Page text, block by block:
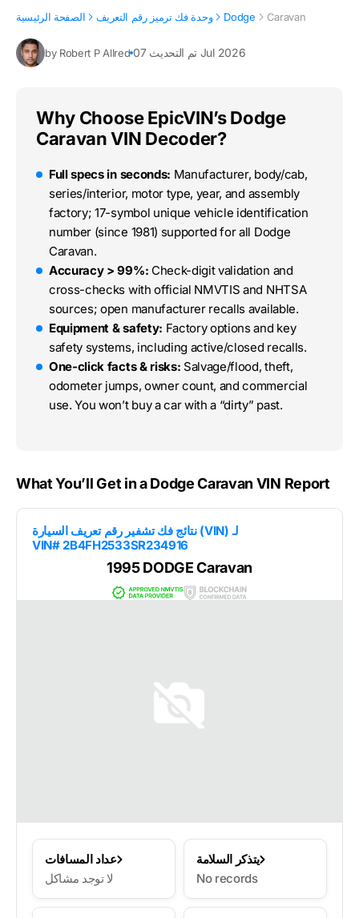
الصفحة الرئيسية وحدة فك ترميز رقم التعريف Dodge Caravan
by Robert P Allred تم التحديث 07 Jul 2026
Why Choose EpicVIN’s Dodge
Caravan VIN Decoder?
Full specs in seconds: Manufacturer, body/cab,
series/interior, motor type, year, and assembly
factory; 17-symbol unique vehicle identification
number (since 1981) supported for all Dodge
Caravan.
Accuracy > 99%: Check-digit validation and
cross-checks with official NMVTIS and NHTSA
sources; open manufacturer recalls available.
Equipment & safety: Factory options and key
safety systems, including active/closed recalls.
One-click facts & risks: Salvage/flood, theft,
odometer jumps, owner count, and commercial
use. You won’t buy a car with a “dirty” past.
What You’ll Get in a Dodge Caravan VIN Report
نتائج فك تشفير رقم تعريف السيارة (VIN) لـ
VIN# 2B4FH2533SR234916
1995 DODGE Caravan
عداد المسافات
لا توجد مشاكل
يتذكر السلامة
No records